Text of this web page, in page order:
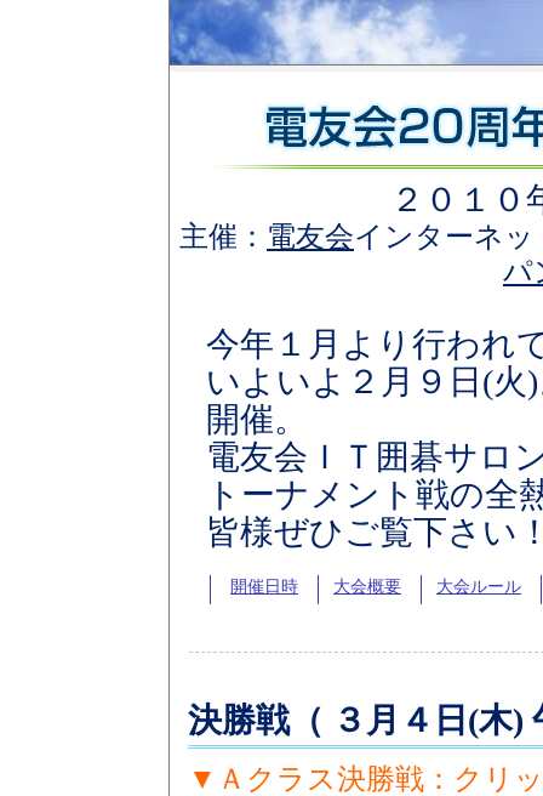
２０１０
主催： 電友会インターネッ
パ
今年１月より行われ
いよいよ２月９日(
開催。
電友会ＩＴ囲碁サロ
トーナメント戦の全
皆様ぜひご覧下さい
開催日時 大会概要 大会ルール
決勝戦（ ３月４日(木)
▼Ａクラス決勝戦：クリ